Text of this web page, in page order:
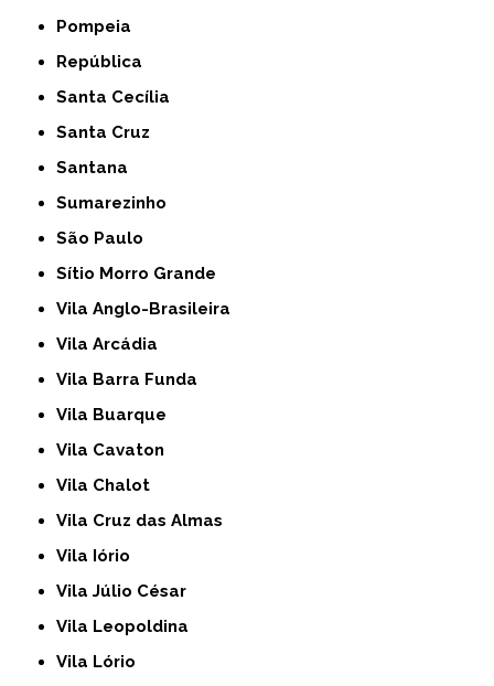
Pompeia
República
Santa Cecília
Santa Cruz
Santana
Sumarezinho
São Paulo
Sítio Morro Grande
Vila Anglo-Brasileira
Vila Arcádia
Vila Barra Funda
Vila Buarque
Vila Cavaton
Vila Chalot
Vila Cruz das Almas
Vila Iório
Vila Júlio César
Vila Leopoldina
Vila Lório